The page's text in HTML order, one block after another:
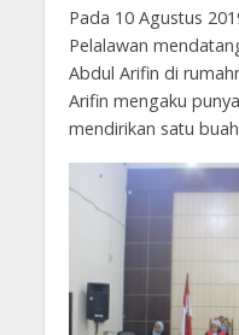
Pada 10 Agustus
Pelalawan
Abdul Arifin di
Arifin mengaku
mendirikan satu